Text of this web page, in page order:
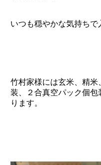
いつも穏やかな気持ちで
竹村家様には玄米、精
装、２合真空パック個
ります。